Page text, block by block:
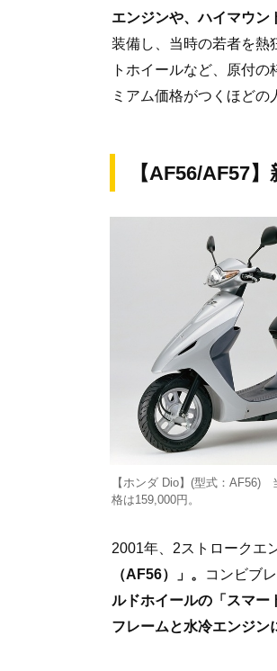
エンジンや、ハイマウ
装備し、当時の若者を熱
トホイールなど、原付
ミアム価格がつくほどの
【AF56/AF57
【ホンダ Dio】(型式：AF56)
格は159,000円。
2001年、2ストロークエ
（AF56）」。
コンビブ
ルドホイールの「スマー
フレームと水冷エンジン